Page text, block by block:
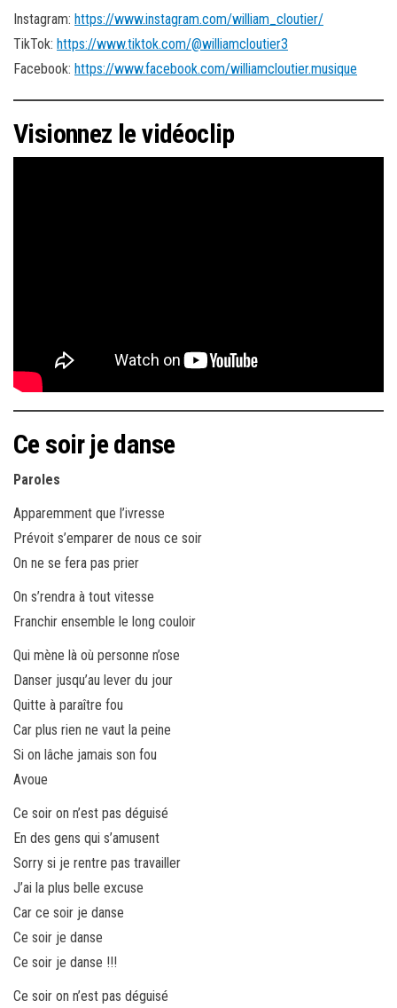
Instagram: https://www.instagram.com/william_cloutier/
TikTok: https://www.tiktok.com/@williamcloutier3
Facebook: https://www.facebook.com/williamcloutier.musique
Visionnez le vidéoclip
Ce soir je danse
Paroles
Apparemment que l’ivresse
Prévoit s’emparer de nous ce soir
On ne se fera pas prier
On s’rendra à tout vitesse
Franchir ensemble le long couloir
Qui mène là où personne n’ose
Danser jusqu’au lever du jour
Quitte à paraître fou
Car plus rien ne vaut la peine
Si on lâche jamais son fou
Avoue
Ce soir on n’est pas déguisé
En des gens qui s’amusent
Sorry si je rentre pas travailler
J’ai la plus belle excuse
Car ce soir je danse
Ce soir je danse
Ce soir je danse !!!
Ce soir on n’est pas déguisé